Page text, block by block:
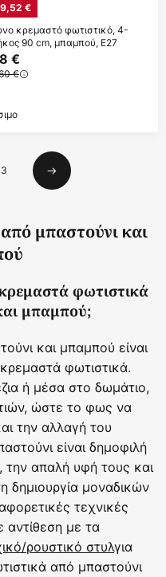
€
κρεμαστό φωτιστικό, 4-
90 cm, μπαμπού, E27
€
€
3
Επόμενο
μπαστούνι και
κρεμαστά φωτιστικά
μπαμπού;
και μπαμπού είναι
φωτιστικά.
ή μέσα στο δωμάτιο,
ώστε το φως να
την αλλαγή του
είναι δημοφιλή
την απαλή υφή τους και
δημιουργία μοναδικών
τεχνικές
αντίθεση με τα
ρουστικό στυλγια
από μπαστούνι